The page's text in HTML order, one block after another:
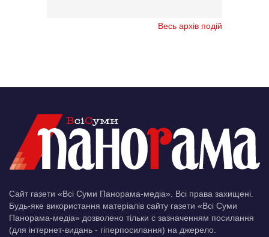
Весь архів подій
Сайт газети «Всі Суми Панорама-медіа». Всі права захищені.
Будь-яке використання матеріалів сайту газети «Всі Суми
Панорама-медіа» дозволено тільки c зазначенням посилання
(для інтернет-видань - гіперпосилання) на джерело.